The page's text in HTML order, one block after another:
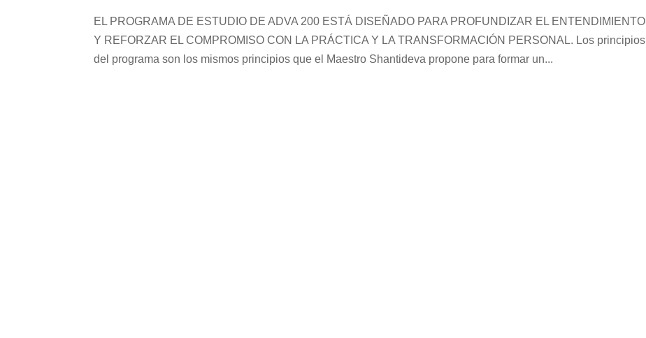
EL PROGRAMA DE ESTUDIO DE ADVA 200 ESTÁ DISEÑADO PARA PROFUNDIZAR EL ENTENDIMIENTO
Y REFORZAR EL COMPROMISO CON LA PRÁCTICA Y LA TRANSFORMACIÓN PERSONAL. Los principios
del programa son los mismos principios que el Maestro Shantideva propone para formar un...